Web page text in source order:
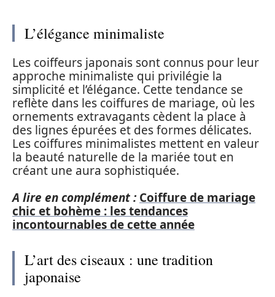
L’élégance minimaliste
Les coiffeurs japonais sont connus pour leur
approche minimaliste qui privilégie la
simplicité et l’élégance. Cette tendance se
reflète dans les coiffures de mariage, où les
ornements extravagants cèdent la place à
des lignes épurées et des formes délicates.
Les coiffures minimalistes mettent en valeur
la beauté naturelle de la mariée tout en
créant une aura sophistiquée.
A lire en complément : Coiffure de mariage
chic et bohème : les tendances
incontournables de cette année
L’art des ciseaux : une tradition
japonaise